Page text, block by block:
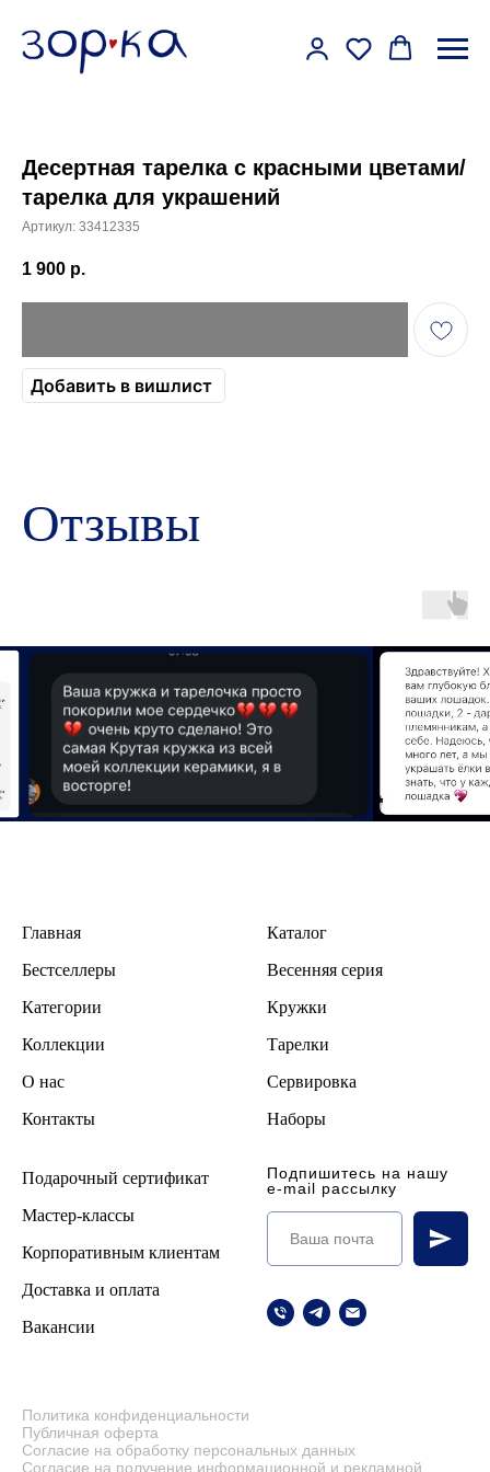
Десертная тарелка с красными цветами/
тарелка для украшений
Артикул: 33412335
1 900 р.
Добавить в вишлист
Отзывы
Главная
Бестселлеры
Категории
Коллекции
О нас
Контакты
Каталог
Весенняя серия
Кружки
Тарелки
Сервировка
Наборы
Подарочный сертификат
Мастер-классы
Корпоративным клиентам
Доставка и оплата
Вакансии
Подпишитесь на нашу
e-mail рассылку
Политика конфиденциальности
Публичная оферта
Согласие на обработку персональных данных
Согласие на получение информационной и рекламной